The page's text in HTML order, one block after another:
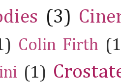
(3)
Colin Firth
(1)